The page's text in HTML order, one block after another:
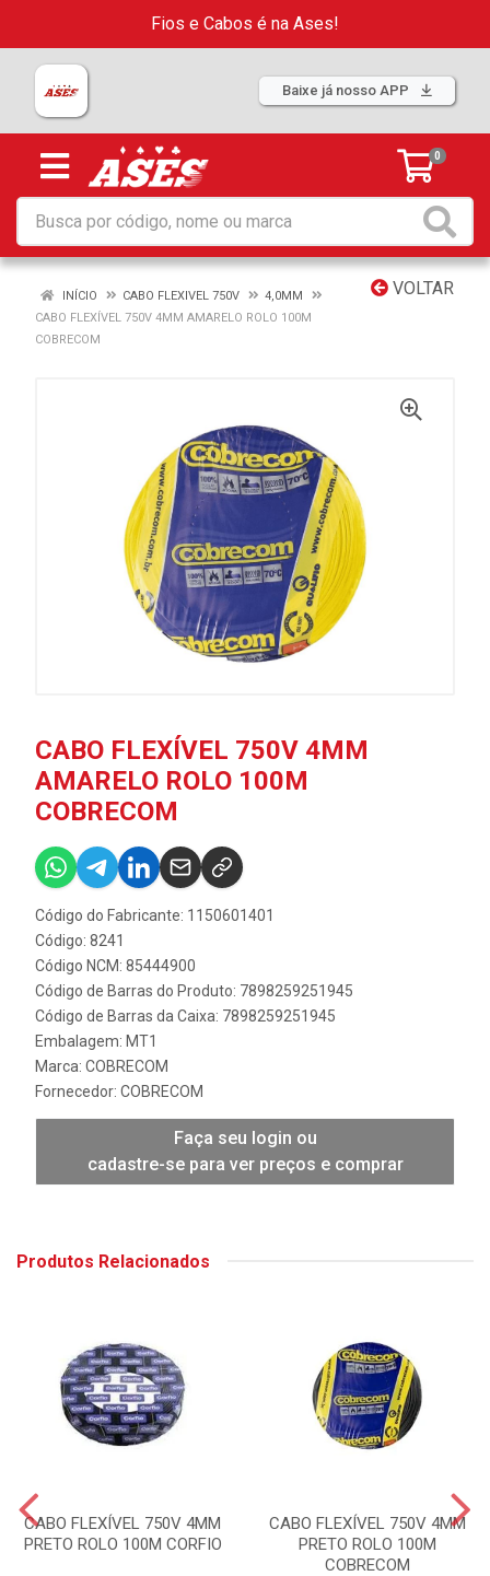
Fios e Cabos é na Ases!
Baixe já nosso APP
0
VOLTAR
INÍCIO CABO FLEXIVEL 750V
4,0MM
CABO FLEXÍVEL 750V 4MM AMARELO ROLO 100M
COBRECOM
CABO FLEXÍVEL 750V 4MM
AMARELO ROLO 100M
COBRECOM
Código do Fabricante: 1150601401
Código: 8241
Código NCM: 85444900
Código de Barras do Produto: 7898259251945
Código de Barras da Caixa: 7898259251945
Embalagem: MT1
Marca: COBRECOM
Fornecedor: COBRECOM
Faça seu login ou
cadastre-se para ver preços e comprar
Produtos Relacionados
CABO FLEXÍVEL 750V 4MM
PRETO ROLO 100M CORFIO
CABO FLEXÍVEL 750V 4MM
PRETO ROLO 100M
COBRECOM